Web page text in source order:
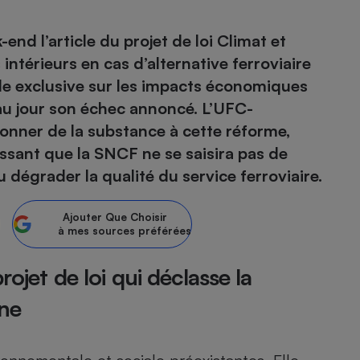
l’article du projet de loi Climat et
en cas d’alternative ferroviaire
exclusive sur les impacts économiques
son échec annoncé. L’UFC-
de la substance à cette réforme,
que la SNCF ne se saisira pas de
dégrader la qualité du service ferroviaire.
Ajouter Que Choisir
à mes sources préférées
de loi qui déclasse la
Circuits courts et
alimentation locale
sèche-linge
congélateur
photovoltaïques
smartphone
multifonction
nettoyeur haute
mutuelle
des devis d’opticiens
santé
Obsèques - Pompes
funèbres
Puériculture - Produit